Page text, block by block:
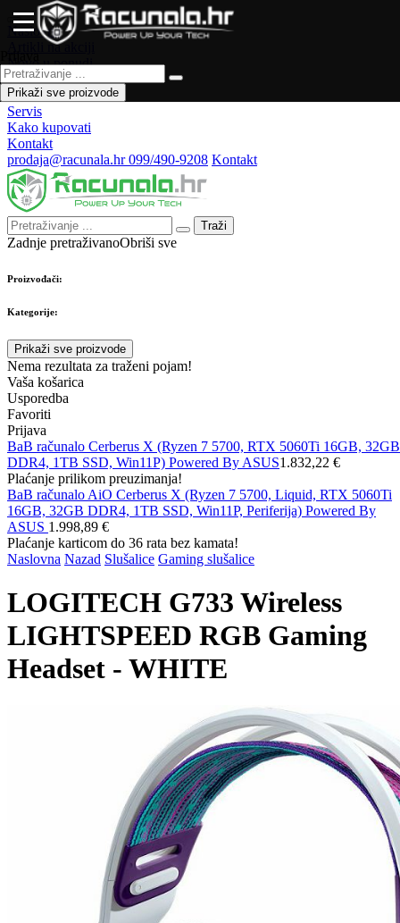
Naslovna
Artikli na akciji
Novo u ponudi
Česta pitanja
Forum
Servis
Kako kupovati
Kontakt
prodaja@racunala.hr099/490-9208 Kontakt
Traži
Zadnje pretraživanoObriši sve
Proizvođači:
Kategorije:
Prikaži sve proizvode
Nema rezultata za traženi pojam!
Vaša košarica
Usporedba
Favoriti
Prijava
Prikaži sve proizvode
BaB računalo Cerberus X (Ryzen 7 5700, RTX 5060Ti 16GB, 32GB
DDR4, 1TB SSD, Win11P) Powered By ASUS1.832,22 €
Plaćanje prilikom preuzimanja!
BaB računalo AiO Cerberus X (Ryzen 7 5700, Liquid, RTX 5060Ti
16GB, 32GB DDR4, 1TB SSD, Win11P, Periferija) Powered By
ASUS 1.998,89 €
Plaćanje karticom do 36 rata bez kamata!
Naslovna Nazad Slušalice Gaming slušalice
LOGITECH G733 Wireless
LIGHTSPEED RGB Gaming
Headset - WHITE